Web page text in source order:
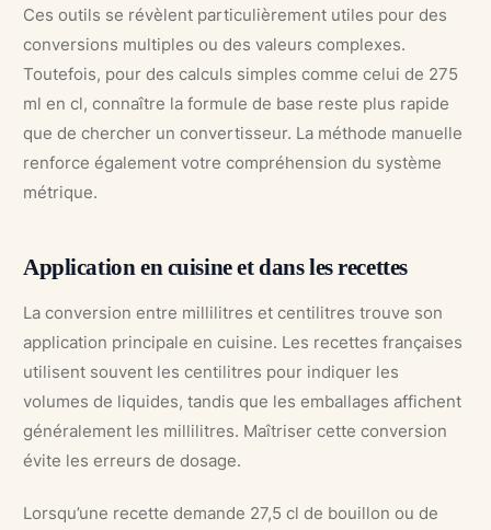
Ces outils se révèlent particulièrement utiles pour des
conversions multiples ou des valeurs complexes.
Toutefois, pour des calculs simples comme celui de 275
ml en cl, connaître la formule de base reste plus rapide
que de chercher un convertisseur. La méthode manuelle
renforce également votre compréhension du système
métrique.
Application en cuisine et dans les recettes
La conversion entre millilitres et centilitres trouve son
application principale en cuisine. Les recettes françaises
utilisent souvent les centilitres pour indiquer les
volumes de liquides, tandis que les emballages affichent
généralement les millilitres. Maîtriser cette conversion
évite les erreurs de dosage.
Lorsqu’une recette demande 27,5 cl de bouillon ou de